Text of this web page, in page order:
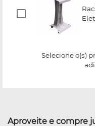
Selecione o(s)
Aproveite e compre